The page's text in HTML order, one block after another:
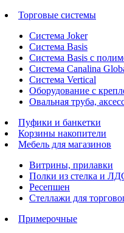
Торговые системы
Система Joker
Система Basis
Система Basis с
Система Canalina
Система Vertical
Оборудование с
Овальная труба,
Пуфики и банкетки
Корзины накопители
Мебель для магазинов
Витрины, прилавки
Полки из стелка и
Ресепшен
Стеллажи для
Примерочные